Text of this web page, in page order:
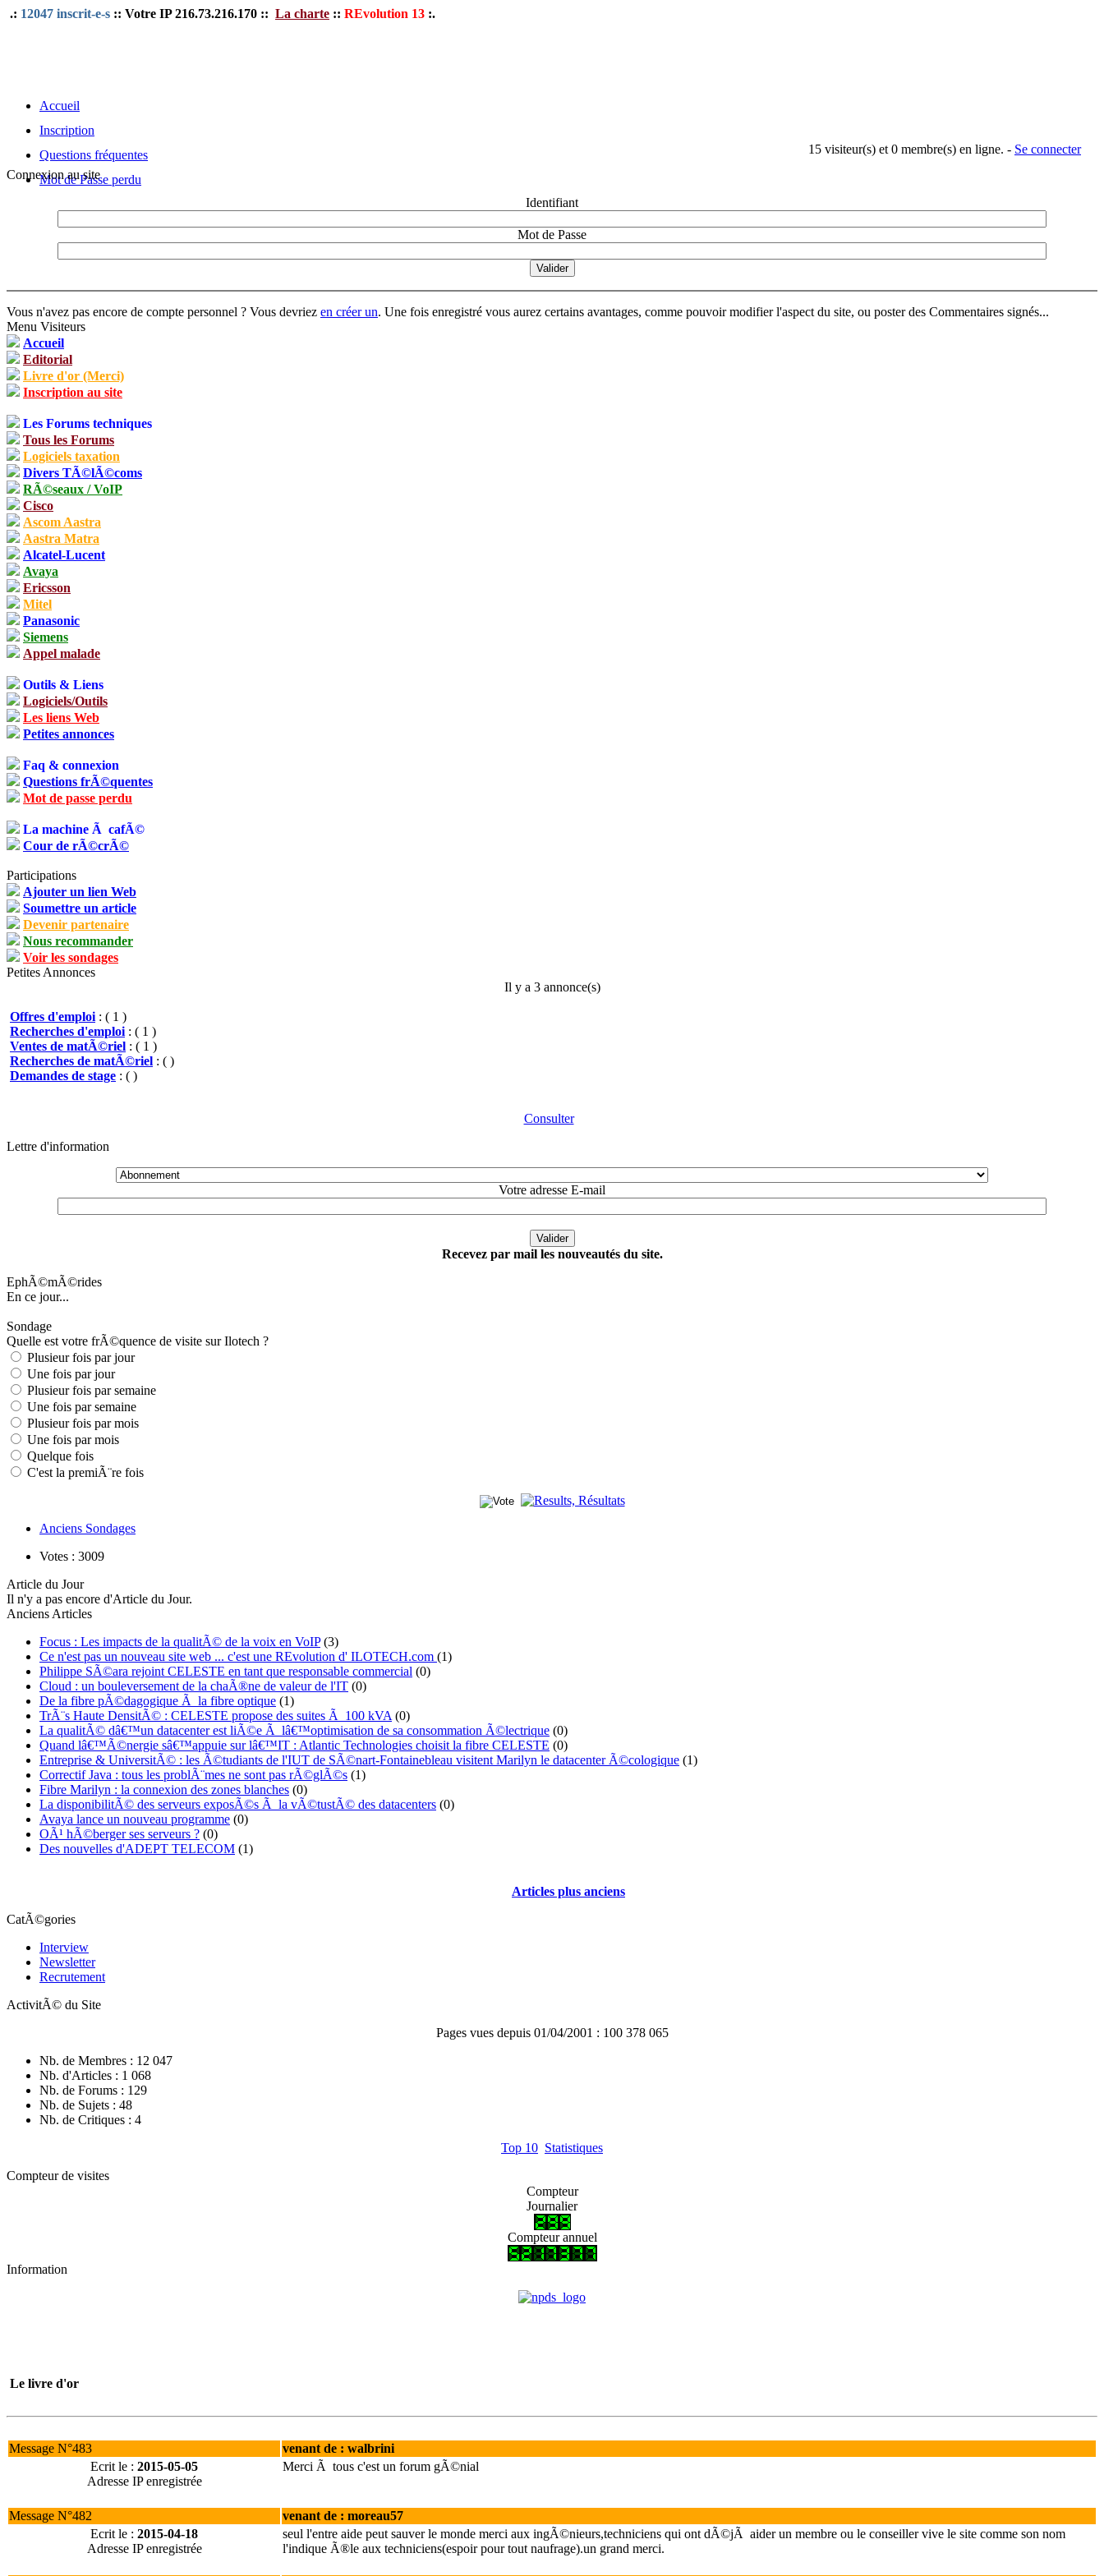
.: 12047 inscrit-e-s :: Votre IP 216.73.216.170 :: La charte :: REvolution 13 :.
15 visiteur(s) et 0 membre(s) en ligne. - Se connecter
Accueil
Inscription
Questions fréquentes
Mot de Passe perdu
Connexion au site
Identifiant
Mot de Passe
Vous n'avez pas encore de compte personnel ? Vous devriez en créer un. Une fois enregistré vous aurez certains avantages, comme pouvoir modifier l'aspect du site, ou poster des Commentaires signés...
Menu Visiteurs
Accueil
Editorial
Livre d'or (Merci)
Inscription au site
Les Forums techniques
Tous les Forums
Logiciels taxation
Divers TÃ©lÃ©coms
RÃ©seaux / VoIP
Cisco
Ascom Aastra
Aastra Matra
Alcatel-Lucent
Avaya
Ericsson
Mitel
Panasonic
Siemens
Appel malade
Outils & Liens
Logiciels/Outils
Les liens Web
Petites annonces
Faq & connexion
Questions frÃ©quentes
Mot de passe perdu
La machine Ã cafÃ©
Cour de rÃ©crÃ©
Participations
Ajouter un lien Web
Soumettre un article
Devenir partenaire
Nous recommander
Voir les sondages
Petites Annonces
Il y a 3 annonce(s)
Offres d'emploi : ( 1 )
Recherches d'emploi : ( 1 )
Ventes de matÃ©riel : ( 1 )
Recherches de matÃ©riel : ( )
Demandes de stage : ( )
Consulter
Lettre d'information
Votre adresse E-mail
Recevez par mail les nouveautés du site.
EphÃ©mÃ©rides
En ce jour...
Sondage
Quelle est votre frÃ©quence de visite sur Ilotech ?
Plusieur fois par jour
Une fois par jour
Plusieur fois par semaine
Une fois par semaine
Plusieur fois par mois
Une fois par mois
Quelque fois
C'est la premiÃ¨re fois
Anciens Sondages
Votes : 3009
Article du Jour
Il n'y a pas encore d'Article du Jour.
Anciens Articles
Focus : Les impacts de la qualitÃ© de la voix en VoIP(3)
Ce n'est pas un nouveau site web ... c'est une REvolution d' ILOTECH.com (1)
Philippe SÃ©ara rejoint CELESTE en tant que responsable commercial (0)
Cloud : un bouleversement de la chaÃ®ne de valeur de l'IT (0)
De la fibre pÃ©dagogique Ã la fibre optique (1)
TrÃ¨s Haute DensitÃ© : CELESTE propose des suites Ã 100 kVA (0)
La qualitÃ© dâ€™un datacenter est liÃ©e Ã lâ€™optimisation de sa consommation Ã©lectrique (0)
Quand lâ€™Ã©nergie sâ€™appuie sur lâ€™IT : Atlantic Technologies choisit la fibre CELESTE (0)
Entreprise & UniversitÃ© : les Ã©tudiants de l'IUT de SÃ©nart-Fontainebleau visitent Marilyn le datacenter Ã©cologique (1)
Correctif Java : tous les problÃ¨mes ne sont pas rÃ©glÃ©s (1)
Fibre Marilyn : la connexion des zones blanches (0)
La disponibilitÃ© des serveurs exposÃ©s Ã la vÃ©tustÃ© des datacenters (0)
Avaya lance un nouveau programme (0)
OÃ¹ hÃ©berger ses serveurs ? (0)
Des nouvelles d'ADEPT TELECOM (1)
Articles plus anciens
CatÃ©gories
Interview
Newsletter
Recrutement
ActivitÃ© du Site
Pages vues depuis 01/04/2001 : 100 378 065
Nb. de Membres : 12 047
Nb. d'Articles : 1 068
Nb. de Forums : 129
Nb. de Sujets : 48
Nb. de Critiques : 4
Top 10 Statistiques
Compteur de visites
Compteur
Journalier
Compteur annuel
Information
Le livre d'or
Message N°483
venant de : walbrini
Ecrit le : 2015-05-05
Adresse IP enregistrée
Merci Ã tous c'est un forum gÃ©nial
Message N°482
venant de : moreau57
Ecrit le : 2015-04-18
Adresse IP enregistrée
seul l'entre aide peut sauver le monde merci aux ingÃ©nieurs,techniciens qui ont dÃ©jÃ aider un membre ou le conseiller vive le site comme son nom
l'indique Ã®le aux techniciens(espoir pour tout naufrage).un grand merci.